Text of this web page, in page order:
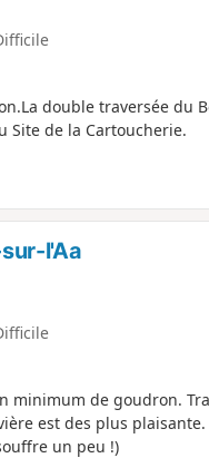
double traversée du
Site de la Cartoucherie.
l'Aa
minimum de goudron.
est des plus
un peu !)